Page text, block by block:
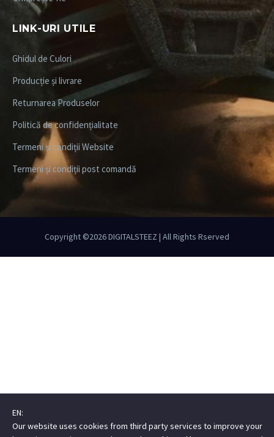
LINK-URI UTILE
Ghidul de Culori
Producție și livrare
Returnarea Produselor
Politică de confidențialitate
Termeni și condiții Website
Termeni și condiții post comandă
Copyright ©2026DIGITALSTEEZ | All Rights Rserved
EN:
Our website uses cookies from third party services to improve your